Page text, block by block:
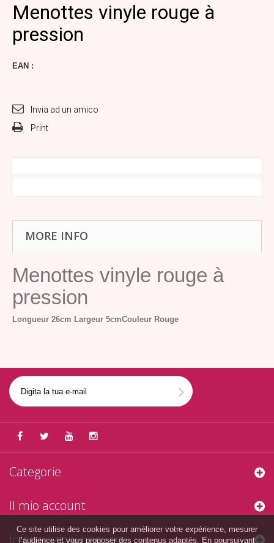
Menottes vinyle rouge à
pression
EAN :
Invia ad un amico
Print
MORE INFO
Menottes vinyle rouge à
pression
Longueur 26cm Largeur 5cmCouleur Rouge
Categorie
Il mio account
Informazioni negozio
Ce site utilise des cookies pour améliorer votre expérience, mesurer
l’audience et vous proposer des contenus adaptés. En poursuivant